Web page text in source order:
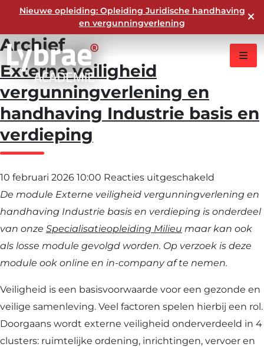
Nieuwe opleiding: Opleiding Juridische handhaving
en vergunningverlening
Archief
Externe veiligheid
vergunningverlening en
handhaving Industrie basis en
verdieping
10 februari 2026 10:00 Reacties uitgeschakeld
Externe
veiligheid
en
basis
en
De module Externe veiligheid vergunningverlening en
handhaving Industrie basis en verdieping is onderdeel
van onze Specialisatieopleiding Milieu maar kan ook
als losse module gevolgd worden. Op verzoek is deze
module ook online en in-company af te nemen.
Veiligheid is een basisvoorwaarde voor een gezonde en
veilige samenleving. Veel factoren spelen hierbij een rol.
Doorgaans wordt externe veiligheid onderverdeeld in 4
clusters: ruimtelijke ordening, inrichtingen, vervoer en